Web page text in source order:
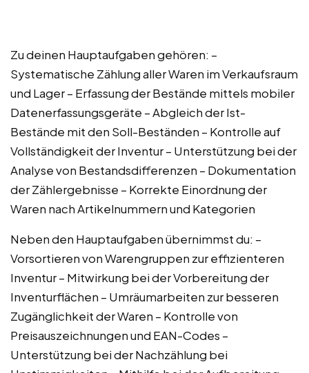
Zu deinen Hauptaufgaben gehören: –
Systematische Zählung aller Waren im Verkaufsraum
und Lager – Erfassung der Bestände mittels mobiler
Datenerfassungsgeräte – Abgleich der Ist-
Bestände mit den Soll-Beständen – Kontrolle auf
Vollständigkeit der Inventur – Unterstützung bei der
Analyse von Bestandsdifferenzen – Dokumentation
der Zählergebnisse – Korrekte Einordnung der
Waren nach Artikelnummern und Kategorien
Neben den Hauptaufgaben übernimmst du: –
Vorsortieren von Warengruppen zur effizienteren
Inventur – Mitwirkung bei der Vorbereitung der
Inventurflächen – Umräumarbeiten zur besseren
Zugänglichkeit der Waren – Kontrolle von
Preisauszeichnungen und EAN-Codes –
Unterstützung bei der Nachzählung bei